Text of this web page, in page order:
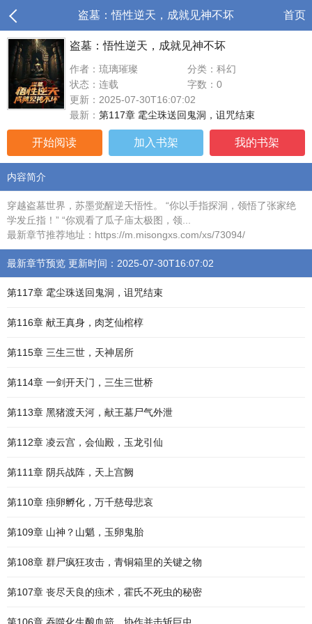
盗墓：悟性逆天，成就见神不坏 首页
盗墓：悟性逆天，成就见神不坏
作者：琉璃璀璨
分类：科幻
状态：连载
字数：0
更新：2025-07-30T16:07:02
最新： 第117章 雮尘珠送回鬼洞，诅咒结束
开始阅读 加入书架 我的书架
内容简介
穿越盗墓世界，苏墨觉醒逆天悟性。 “你以手指探洞，领悟了张家绝
学发丘指！” “你观看了瓜子庙太极图，领...
最新章节推荐地址：https://m.misongxs.com/xs/73094/
最新章节预览 更新时间：2025-07-30T16:07:02
第117章 雮尘珠送回鬼洞，诅咒结束
第116章 献王真身，肉芝仙棺椁
第115章 三生三世，天神居所
第114章 一剑开天门，三生三世桥
第113章 黑猪渡天河，献王墓尸气外泄
第112章 凌云宫，会仙殿，玉龙引仙
第111章 阴兵战阵，天上宫阙
第110章 痋卵孵化，万千慈母悲哀
第109章 山神？山魈，玉卵鬼胎
第108章 群尸疯狂攻击，青铜箱里的关键之物
第107章 丧尽天良的痋术，霍氏不死虫的秘密